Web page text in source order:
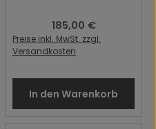
Regulärer Preis:
185,00 €
Preise inkl. MwSt. zzgl.
Versandkosten
In den Warenkorb